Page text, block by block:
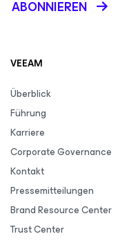
ABONNIEREN
VEEAM
Überblick
Führung
Karriere
Corporate Governance
Kontakt
Pressemitteilungen
Brand Resource Center
Trust Center